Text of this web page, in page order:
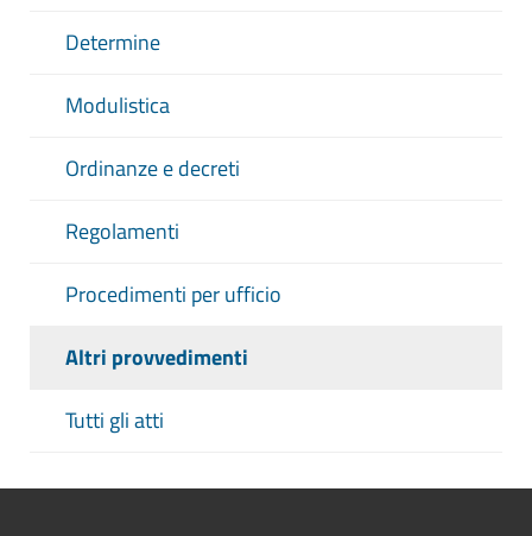
Determine
Modulistica
Ordinanze e decreti
Regolamenti
Procedimenti per ufficio
Altri provvedimenti
Tutti gli atti